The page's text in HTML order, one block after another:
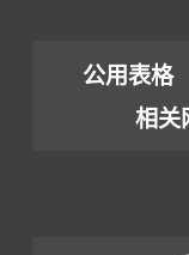
公用表格
相关